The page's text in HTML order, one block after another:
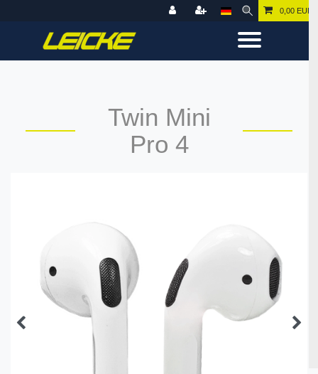
0,00 EUR
Twin Mini
Pro 4